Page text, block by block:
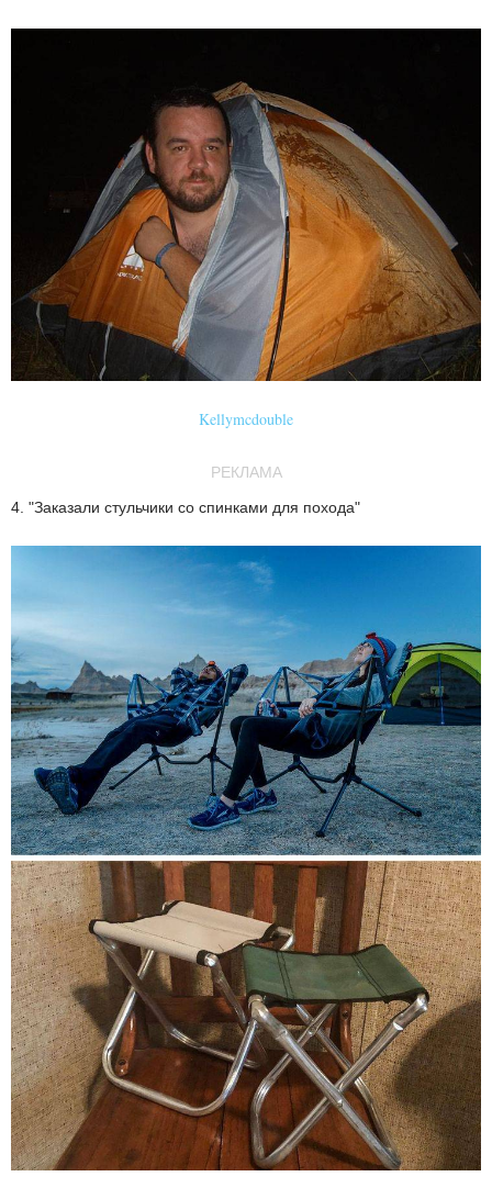
Kellymcdouble
РЕКЛАМА
4. "Заказали стульчики со спинками для похода"